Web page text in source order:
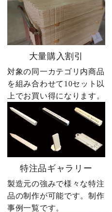
大量購入割引
対象の同一カテゴリ内商品
を組み合わせて10セット以
上でお買い得になります。
特注品ギャラリー
製造元の強みで様々な特注
品の制作が可能です。制作
事例一覧です。